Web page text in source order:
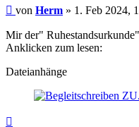
Beitrag
von Herm » 1. Feb 2024,
Mir der"
Anklicken zum lesen:
Dateianhänge